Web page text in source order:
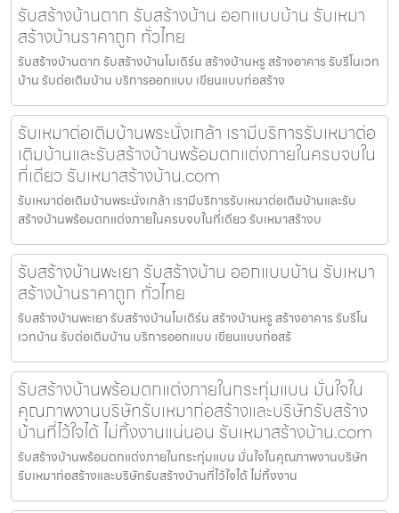
รับสร้างบ้านตาก รับสร้างบ้าน ออกแบบบ้าน รับเหมา
สร้างบ้านราคาถูก ทั่วไทย
รับสร้างบ้านตาก รับสร้างบ้านโมเดิร์น สร้างบ้านหรู สร้างอาคาร รับรีโนเวท
บ้าน รับต่อเติมบ้าน บริการออกแบบ เขียนแบบก่อสร้าง
รับเหมาต่อเติมบ้านพระนั่งเกล้า เรามีบริการรับเหมาต่อ
เติมบ้านและรับสร้างบ้านพร้อมตกแต่งภายในครบจบใน
ที่เดียว รับเหมาสร้างบ้าน.com
รับเหมาต่อเติมบ้านพระนั่งเกล้า เรามีบริการรับเหมาต่อเติมบ้านและรับ
สร้างบ้านพร้อมตกแต่งภายในครบจบในที่เดียว รับเหมาสร้างบ
รับสร้างบ้านพะเยา รับสร้างบ้าน ออกแบบบ้าน รับเหมา
สร้างบ้านราคาถูก ทั่วไทย
รับสร้างบ้านพะเยา รับสร้างบ้านโมเดิร์น สร้างบ้านหรู สร้างอาคาร รับรีโน
เวทบ้าน รับต่อเติมบ้าน บริการออกแบบ เขียนแบบก่อสร้
รับสร้างบ้านพร้อมตกแต่งภายในกระทุ่มแบน มั่นใจใน
คุณภาพงานบริษัทรับเหมาก่อสร้างและบริษัทรับสร้าง
บ้านที่ไว้ใจได้ ไม่ทิ้งงานแน่นอน รับเหมาสร้างบ้าน.com
รับสร้างบ้านพร้อมตกแต่งภายในกระทุ่มแบน มั่นใจในคุณภาพงานบริษัท
รับเหมาก่อสร้างและบริษัทรับสร้างบ้านที่ไว้ใจได้ ไม่ทิ้งงาน